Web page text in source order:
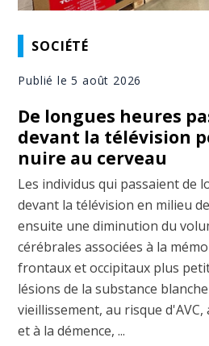
SOCIÉTÉ
Publié le 5 août 2026
De longues heures
devant la télévision
nuire au cerveau
Les individus qui passaient de
devant la télévision en milieu
ensuite une diminution du
cérébrales associées à la
frontaux et occipitaux plus
lésions de la substance
vieillissement, au risque
et à la démence, ...